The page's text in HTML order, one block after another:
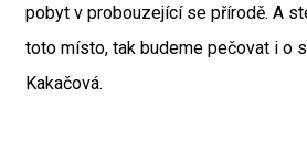
pobyt v probouzející se přírodě. A
toto místo, tak budeme pečovat i o
Kakačová.